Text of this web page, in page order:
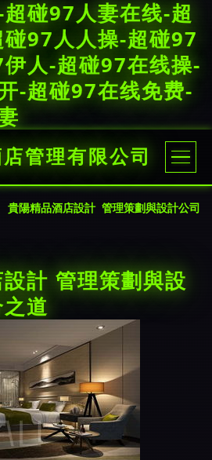
碰97人妻在线-超
97人人操-超碰97
人-超碰97在线操-
-超碰97在线免费-
管理有限公司
貴陽精品酒店設計 管理策劃與設計公司
計 管理策劃與設
道